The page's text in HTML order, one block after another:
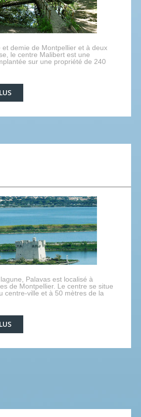
et demie de Montpellier et à deux
le centre Malibert est une
sur une propriété de 240
Palavas est localisé à
de Montpellier. Le centre se situe
centre-ville et à 50 mètres de la